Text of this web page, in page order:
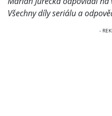
Všechny díly seriálu a